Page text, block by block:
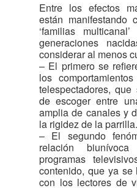
Entre los efectos
están manifestando
‘familias
generaciones
considerar al menos
– El primero se
los
telespectadores,
de escoger entre
amplia de canales y
la rigidez de la parrilla.
– El segundo
relación
programas
contenido, que ya
con los lectores de